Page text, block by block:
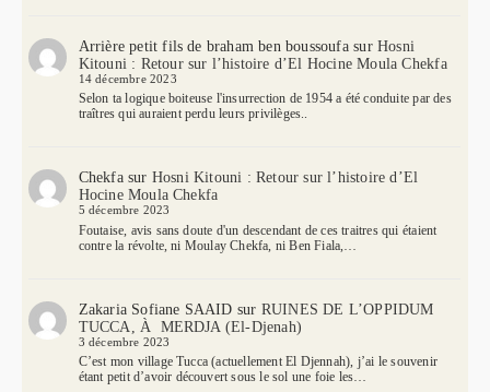
Arrière petit fils de braham ben boussoufasur Hosni
Kitouni : Retour sur l’histoire d’El Hocine Moula Chekfa
14 décembre 2023
Selon ta logique boiteuse l'insurrection de 1954 a été conduite par des
traîtres qui auraient perdu leurs privilèges..
Chekfasur Hosni Kitouni : Retour sur l’histoire d’El
Hocine Moula Chekfa
5 décembre 2023
Foutaise, avis sans doute d'un descendant de ces traitres qui étaient
contre la révolte, ni Moulay Chekfa, ni Ben Fiala,…
Zakaria Sofiane SAAID sur RUINES DE L’OPPIDUM
TUCCA, À MERDJA (El-Djenah)
3 décembre 2023
C’est mon village Tucca (actuellement El Djennah), j’ai le souvenir
étant petit d’avoir découvert sous le sol une foie les…